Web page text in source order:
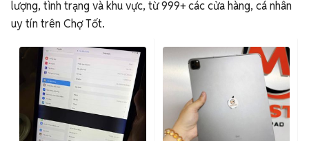
lượng, tình trạng và khu vực, từ 999+ các cửa hàng, cá nhân
uy tín trên Chợ Tốt.